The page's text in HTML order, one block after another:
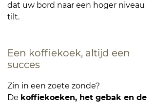
dat uw bord naar een hoger niveau
tilt.
Een koffiekoek, altijd een
succes
Zin in een zoete zonde?
De koffiekoeken, het gebak en de